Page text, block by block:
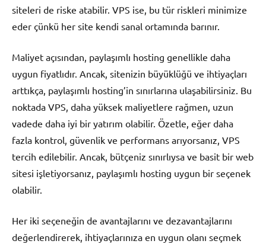
siteleri de riske atabilir. VPS ise, bu tür riskleri minimize
eder çünkü her site kendi sanal ortamında barınır.
Maliyet açısından, paylaşımlı hosting genellikle daha
uygun fiyatlıdır. Ancak, sitenizin büyüklüğü ve ihtiyaçları
arttıkça, paylaşımlı hosting’in sınırlarına ulaşabilirsiniz. Bu
noktada VPS, daha yüksek maliyetlere rağmen, uzun
vadede daha iyi bir yatırım olabilir. Özetle, eğer daha
fazla kontrol, güvenlik ve performans arıyorsanız, VPS
tercih edilebilir. Ancak, bütçeniz sınırlıysa ve basit bir web
sitesi işletiyorsanız, paylaşımlı hosting uygun bir seçenek
olabilir.
Her iki seçeneğin de avantajlarını ve dezavantajlarını
değerlendirerek, ihtiyaçlarınıza en uygun olanı seçmek